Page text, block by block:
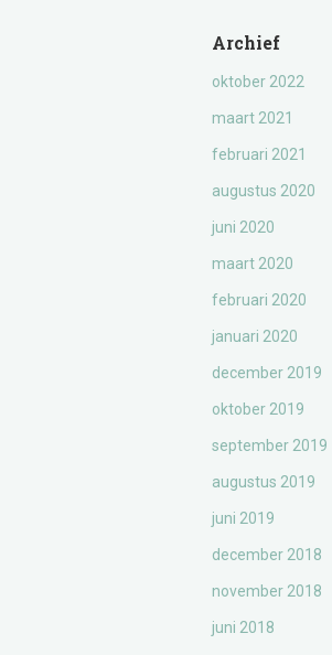
Archief
oktober 2022
maart 2021
februari 2021
augustus 2020
juni 2020
maart 2020
februari 2020
januari 2020
december 2019
oktober 2019
september 2019
augustus 2019
juni 2019
december 2018
november 2018
juni 2018